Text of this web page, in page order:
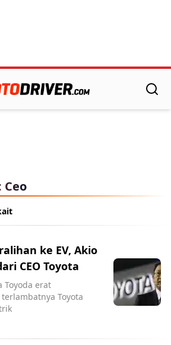
ke EV, Akio
CEO Toyota
Toyoda erat
Toyota